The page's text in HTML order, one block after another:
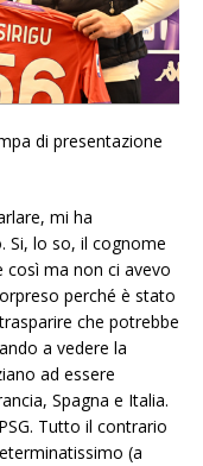
di presentazione
mi ha
Si, lo so, il cognome
così ma non ci avevo
perché è stato
che potrebbe
a vedere la
ad essere
Spagna e Italia.
Tutto il contrario
(a